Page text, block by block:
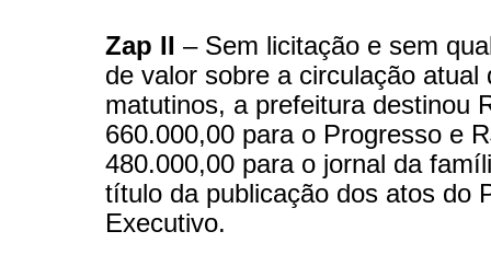
Zap II – Sem licitação e sem
de valor sobre a circulação atual
matutinos, a prefeitura destinou
660.000,00 para o Progresso e
480.000,00 para o jornal da
título da publicação dos atos do
Executivo.